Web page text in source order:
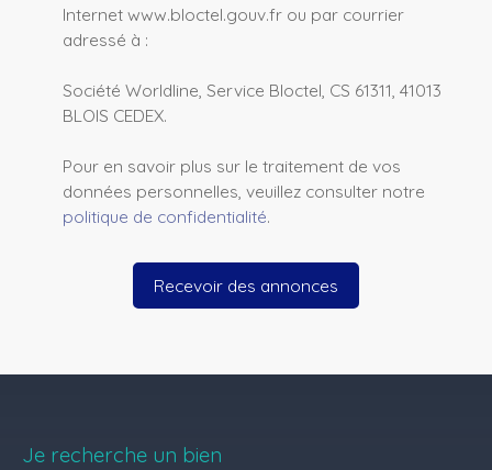
Internet www.bloctel.gouv.fr ou par courrier
adressé à :
Société Worldline, Service Bloctel, CS 61311, 41013
BLOIS CEDEX.
Pour en savoir plus sur le traitement de vos
données personnelles, veuillez consulter notre
politique de confidentialité.
Recevoir des annonces
Je recherche un bien